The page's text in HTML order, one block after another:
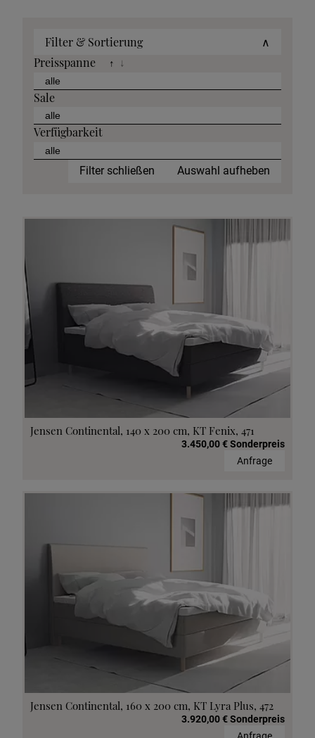
Filter & Sortierung
∧
Preisspanne
↑ ↓
Sale
Verfügbarkeit
Filter schließen Auswahl aufheben
Jensen Continental, 140 x 200 cm, KT Fenix, 471
3.450,00 € Sonderpreis
Anfrage
Jensen Continental, 160 x 200 cm, KT Lyra Plus, 472
3.920,00 € Sonderpreis
Anfrage